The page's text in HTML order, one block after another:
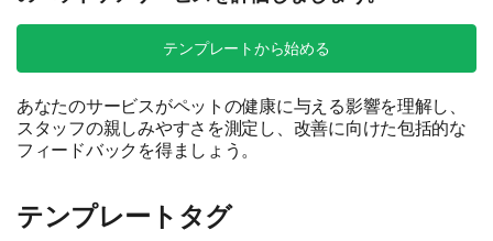
テンプレートから始める
あなたのサービスがペットの健康に与える影響を理解し、
スタッフの親しみやすさを測定し、改善に向けた包括的な
フィードバックを得ましょう。
テンプレートタグ